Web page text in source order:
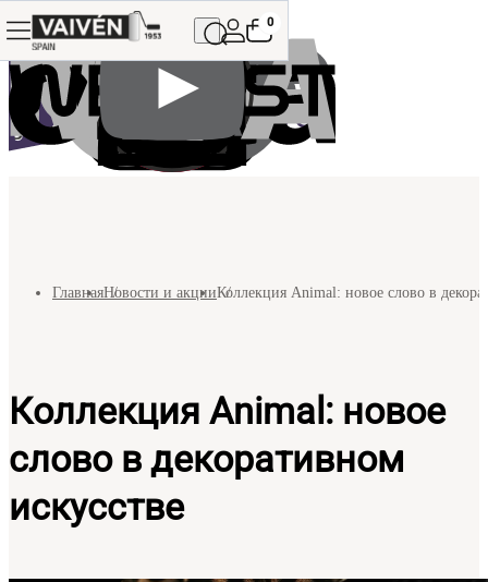
0
ГлавнаяНовости и акцииКоллекция Animal: новое слово в
Коллекция Animal: новое
слово в декоративном
искусстве